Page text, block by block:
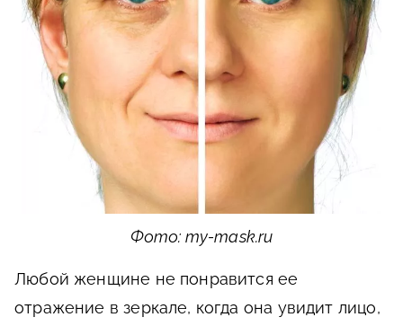
Фото: my-mask.ru
Любой женщине не понравится ее
отражение в зеркале, когда она увидит лицо,